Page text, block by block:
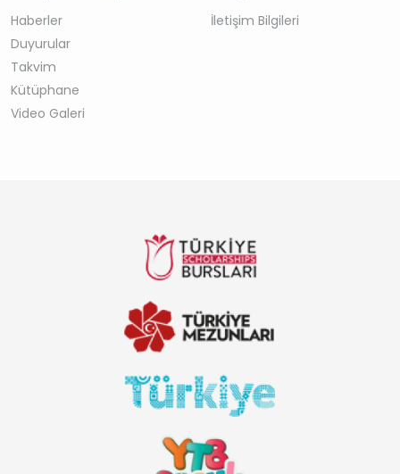
Haberler
Duyurular
Takvim
Kütüphane
Video Galeri
İletişim Bilgileri